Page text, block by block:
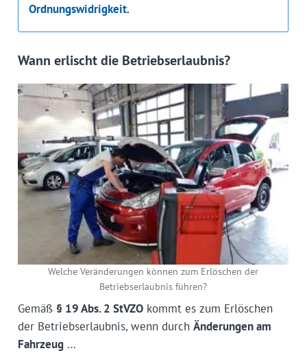
Ordnungswidrigkeit.
Wann erlischt die Betriebserlaubnis?
Welche Veränderungen können zum Erlöschen der
Betriebserlaubnis führen?
Gemäß § 19 Abs. 2 StVZOkommt es zum Erlöschen
der Betriebserlaubnis, wenn durch Änderungen am
Fahrzeug…